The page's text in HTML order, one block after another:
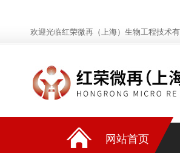
欢迎光临红荣微再（上海）生物工程技术有
网站首页